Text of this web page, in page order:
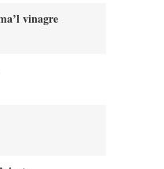
vinagre